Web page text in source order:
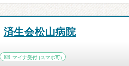
済生会松山病院
マイナ受付 (スマホ可)